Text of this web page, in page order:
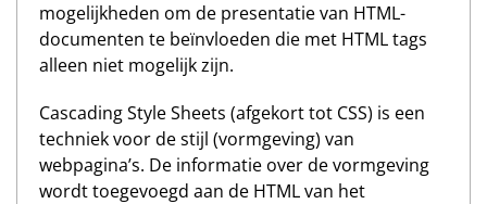
mogelijkheden om de presentatie van HTML-
documenten te beïnvloeden die met HTML tags
alleen niet mogelijk zijn.
Cascading Style Sheets (afgekort tot CSS) is een
techniek voor de stijl (vormgeving) van
webpagina’s. De informatie over de vormgeving
wordt toegevoegd aan de HTML van het